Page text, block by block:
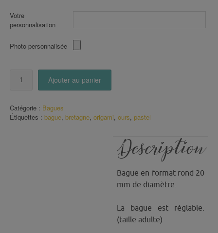
Votre
personnalisation
Photo personnalisée
en
Origami
Ajouter au panier
Catégorie : Bagues
Étiquettes : bague, bretagne, origami, ours, pastel
Description
Bague en format rond 20
mm de diamètre.
La bague est réglable.
(taille adulte)